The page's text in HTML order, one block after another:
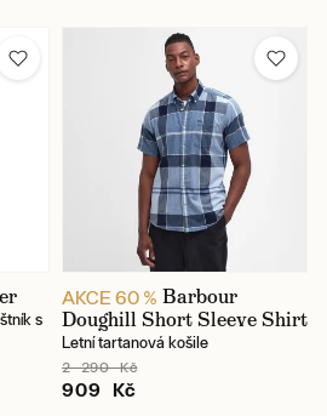
s
AKCE 60 % Barbour
Doughill Short Sleeve Shirt
Letní tartanová košile
2 290 Kč
909 Kč